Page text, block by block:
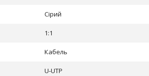
Сірий
1:1
Кабель
U-UTP